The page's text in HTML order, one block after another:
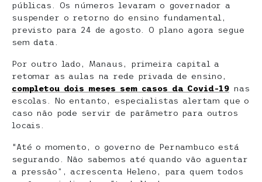
públicas. Os números levaram o governador a
suspender o retorno do ensino fundamental,
previsto para 24 de agosto. O plano agora segue
sem data.
Por outro lado, Manaus, primeira capital a
retomar as aulas na rede privada de ensino,
completou dois meses sem casos da Covid-19 nas
escolas. No entanto, especialistas alertam que o
caso não pode servir de parâmetro para outros
locais.
“Até o momento, o governo de Pernambuco está
segurando. Não sabemos até quando vão aguentar
a pressão”, acrescenta Heleno, para quem todos